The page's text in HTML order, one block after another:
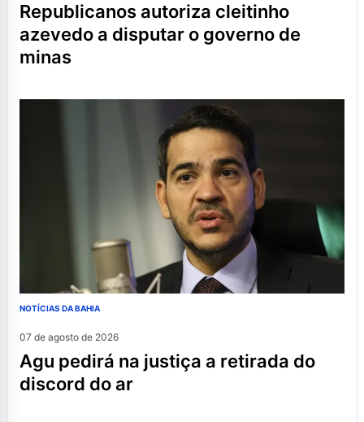
republicanos autoriza cleitinho
azevedo a disputar o governo de
minas
NOTÍCIAS DA BAHIA
07 de agosto de 2026
agu pedirá na justiça a retirada do
discord do ar